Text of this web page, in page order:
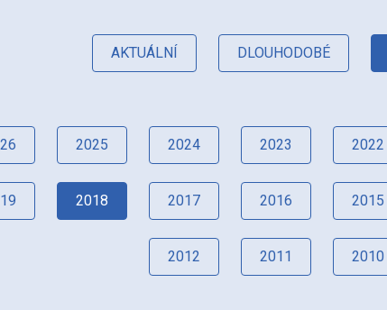
AKTUÁLNÍ DLOUHODOBÉ
2025 2024 2023 2022
2018 2017 2016 2015
2012 2011 2010